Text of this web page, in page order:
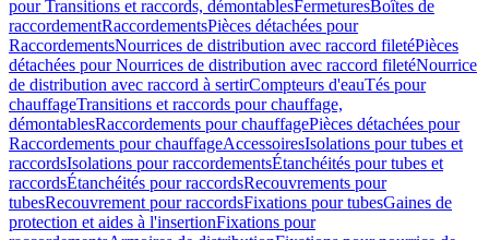
pour Transitions et raccords, démontablesFermeturesBoîtes de
raccordementRaccordementsPièces détachées pour
RaccordementsNourrices de distribution avec raccord filetéPièces
détachées pour Nourrices de distribution avec raccord filetéNourrice
de distribution avec raccord à sertirCompteurs d'eauTés pour
chauffageTransitions et raccords pour chauffage,
démontablesRaccordements pour chauffagePièces détachées pour
Raccordements pour chauffageAccessoiresIsolations pour tubes et
raccordsIsolations pour raccordementsÉtanchéités pour tubes et
raccordsÉtanchéités pour raccordsRecouvrements pour
tubesRecouvrement pour raccordsFixations pour tubesGaines de
protection et aides à l'insertionFixations pour